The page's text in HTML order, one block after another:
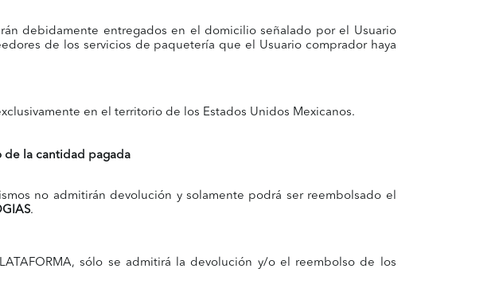
debidamente entregados en el domicilio señalado por el Usuario
de los servicios de paquetería que el Usuario comprador haya
en el territorio de los Estados Unidos Mexicanos.
de la cantidad pagada
no admitirán devolución y solamente podrá ser reembolsado el
.
sólo se admitirá la devolución y/o el reembolso de los